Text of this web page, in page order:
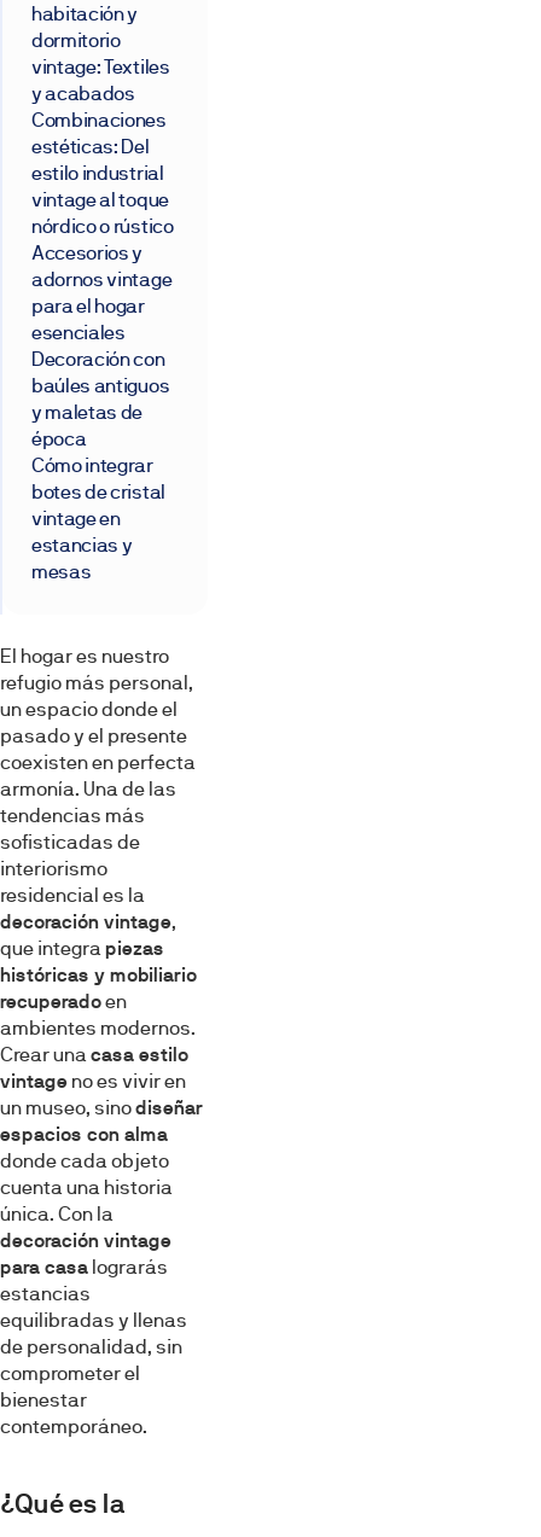
El hogar es nuestro
refugio más personal,
un espacio donde el
pasado y el presente
coexisten en perfecta
armonía. Una de las
tendencias más
sofisticadas de
interiorismo
residencial es la
decoración vintage,
que integra piezas
históricas y mobiliario
recuperadoen
ambientes modernos.
Crear una casa estilo
vintage no es vivir en
un museo, sinodiseñar
espacios con alma
donde cada objeto
cuenta una historia
única. Con la
decoración vintage
para casa lograrás
estancias
equilibradas y llenas
de personalidad, sin
comprometer el
bienestar
contemporáneo.
¿Qué es la
habitación y
dormitorio
vintage: Textiles
y acabados
Combinaciones
estéticas: Del
estilo industrial
vintage al toque
nórdico o rústico
Accesorios y
adornos vintage
para el hogar
esenciales
Decoración con
baúles antiguos
y maletas de
época
Cómo integrar
botes de cristal
vintage en
estancias y
mesas